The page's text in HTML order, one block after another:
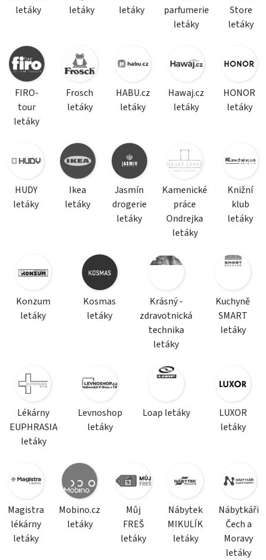
letáky
letáky
letáky
parfumerie
letáky
Store
letáky
FIRO-
tour
letáky
Frosch
letáky
HABU.cz
letáky
Hawaj.cz
letáky
HONOR
letáky
HUDY
letáky
Ikea
letáky
Jasmín
drogerie
letáky
Kamenické
práce
Ondrejka
letáky
Knižní
klub
letáky
Konzum
letáky
Kosmas
letáky
Krásný -
zdravotnická
technika
letáky
Kuchyně
SMART
letáky
Lékárny
EUPHRASIA
letáky
Levnoshop
letáky
Loap letáky
LUXOR
letáky
Magistra
lékárny
letáky
Mobino.cz
letáky
Můj
FREŠ
letáky
Nábytek
MIKULÍK
letáky
Nábytkáři
Čech a
Moravy
letáky